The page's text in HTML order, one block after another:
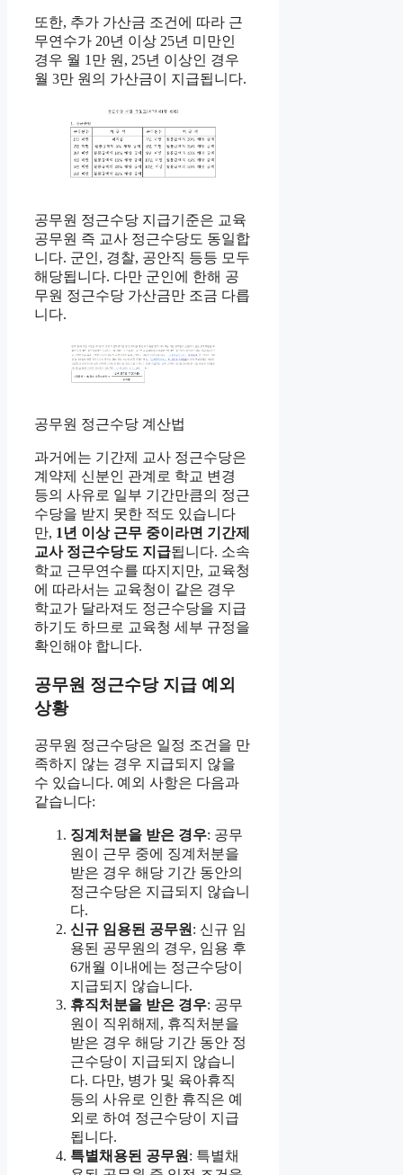
또한, 추가 가산금 조건에 따라 근
무연수가 20년 이상 25년 미만인
경우 월 1만 원, 25년 이상인 경우
월 3만 원의 가산금이 지급됩니다.
공무원 정근수당 지급기준은 교육
공무원 즉 교사 정근수당도 동일합
니다. 군인, 경찰, 공안직 등등 모두
해당됩니다. 다만 군인에 한해 공
무원 정근수당 가산금만 조금 다릅
니다.
공무원 정근수당 계산법
과거에는 기간제 교사 정근수당은
계약제 신분인 관계로 학교 변경
등의 사유로 일부 기간만큼의 정근
수당을 받지 못한 적도 있습니다
만, 1년 이상 근무 중이라면 기간제
교사 정근수당도 지급됩니다. 소속
학교 근무연수를 따지지만, 교육청
에 따라서는 교육청이 같은 경우
학교가 달라져도 정근수당을 지급
하기도 하므로 교육청 세부 규정을
확인해야 합니다.
공무원 정근수당 지급 예외
상황
공무원 정근수당은 일정 조건을 만
족하지 않는 경우 지급되지 않을
수 있습니다. 예외 사항은 다음과
같습니다:
징계처분을 받은 경우: 공무
원이 근무 중에 징계처분을
받은 경우 해당 기간 동안의
정근수당은 지급되지 않습니
다.
신규 임용된 공무원 : 신규 임
용된 공무원의 경우, 임용 후
6개월 이내에는 정근수당이
지급되지 않습니다.
휴직처분을 받은 경우: 공무
원이 직위해제, 휴직처분을
받은 경우 해당 기간 동안 정
근수당이 지급되지 않습니
다. 다만, 병가 및 육아휴직
등의 사유로 인한 휴직은 예
외로 하여 정근수당이 지급
됩니다.
특별채용된 공무원 : 특별채